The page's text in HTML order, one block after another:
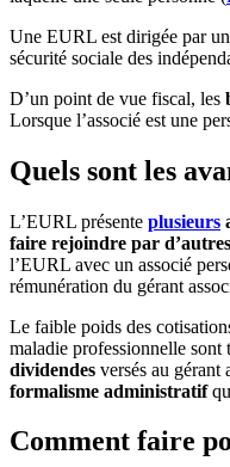
Une EURL est dirigée par un
sécurité sociale des
D’un point de vue fiscal, les
Lorsque l’associé est une
Quels sont les
L’EURL présente plusieurs
faire rejoindre par
l’EURL avec un associé
rémunération du gérant
Le faible poids des
maladie professionnelle sont
dividendes versés au gérant
formalisme administratif
Comment faire